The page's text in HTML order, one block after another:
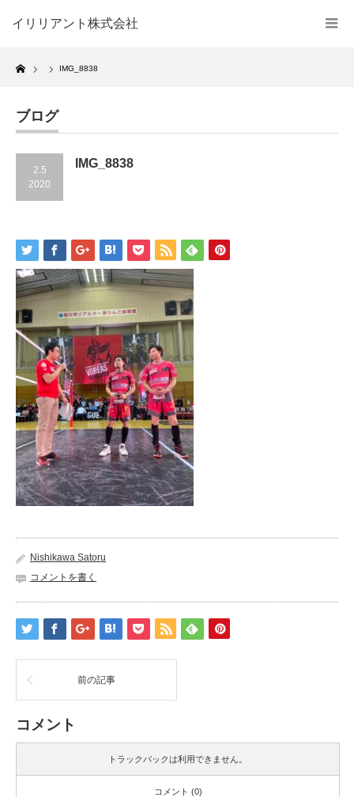
イリリアント株式会社
Home
IMG_8838
ブログ
2.5
2020
IMG_8838
Nishikawa Satoru
コメントを書く
前の記事
コメント
トラックバックは利用できません。
コメント (0)